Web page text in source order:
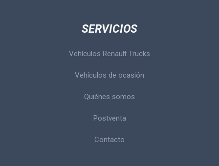
SERVICIOS
Vehículos Renault Trucks
Vehículos de ocasión
Quiénes somos
Postventa
Contacto